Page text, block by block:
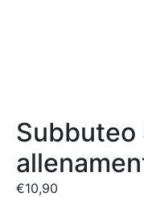
Subbuteo
€10,90